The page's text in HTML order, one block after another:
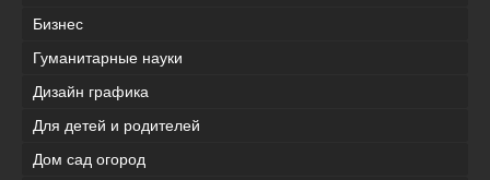
Бизнес
Гуманитарные науки
Дизайн графика
Для детей и родителей
Дом сад огород